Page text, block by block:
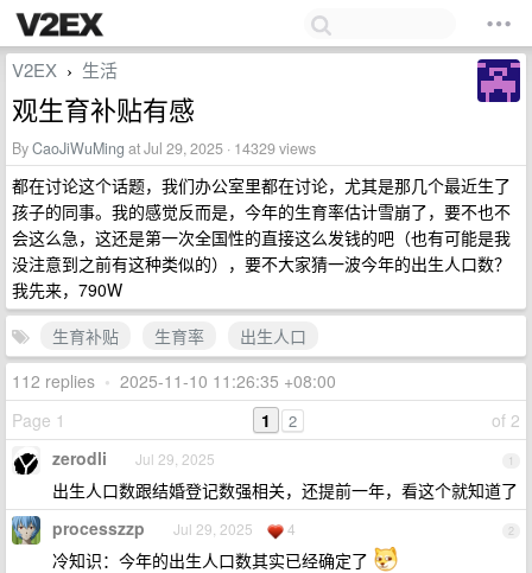
V2EX › 生活
观生育补贴有感
ByCaoJiWuMing at Jul 29, 2025 · 14329 views
都在讨论这个话题，我们办公室里都在讨论，尤其是那几个最近生了
孩子的同事。我的感觉反而是，今年的生育率估计雪崩了，要不也不
会这么急，这还是第一次全国性的直接这么发钱的吧（也有可能是我
没注意到之前有这种类似的），要不大家猜一波今年的出生人口数？
我先来，790W
生育补贴
生育率
出生人口
112 replies • 2025-11-10 11:26:35 +08:00
Page 1
of 2
1 2
1
zerodli Jul 29, 2025
出生人口数跟结婚登记数强相关，还提前一年，看这个就知道了
2
processzzp Jul 29, 2025 4
冷知识：今年的出生人口数其实已经确定了